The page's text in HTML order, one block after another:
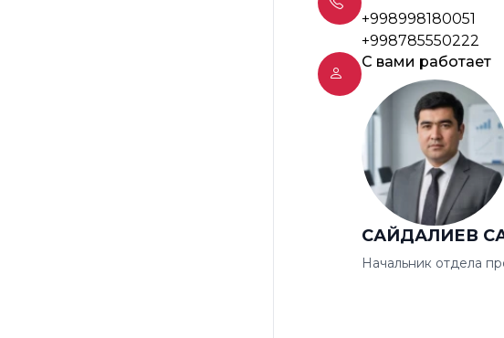
+998998180051
+998785550222
С вами работает
САЙДАЛИЕВ
Начальник отдела